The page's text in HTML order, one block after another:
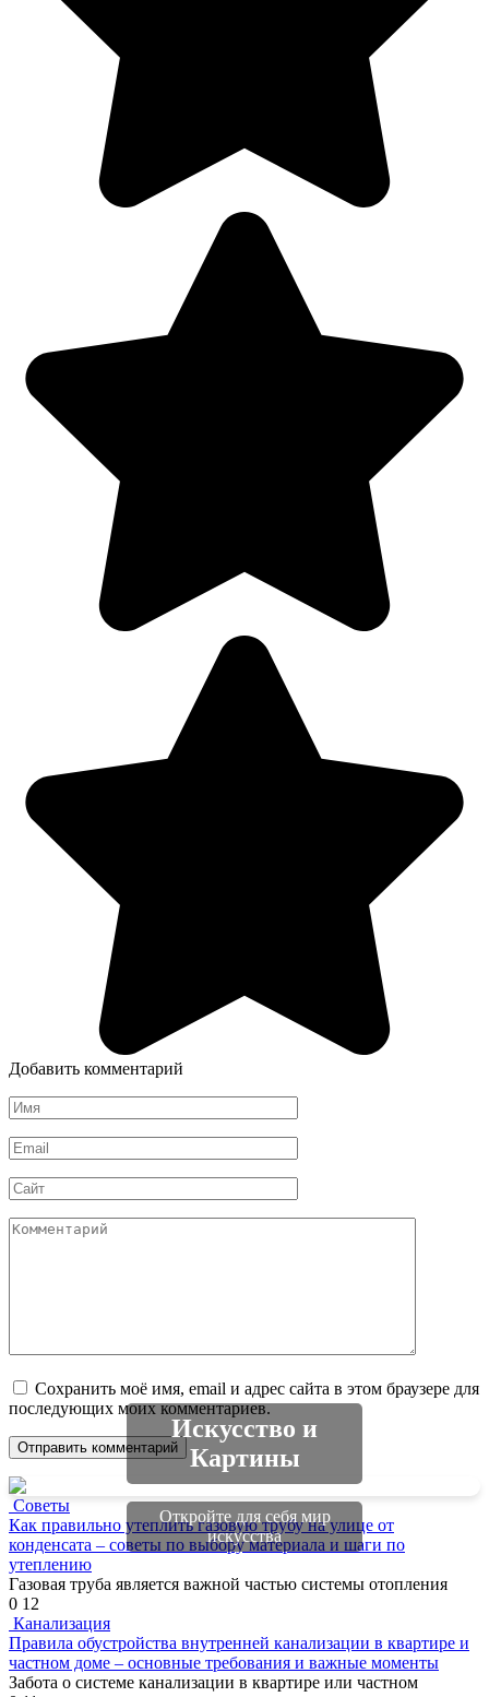
Добавить комментарий
Имя
*
Email
*
Сайт
Комментарий
Сохранить моё имя, email и адрес сайта в этом браузере для
последующих моих комментариев.
Искусство и
Картины
Откройте для себя мир
искусства
Советы
Как правильно утеплить газовую трубу на улице от
конденсата – советы по выбору материала и шаги по
утеплению
Газовая труба является важной частью системы отопления
0 12
Канализация
Правила обустройства внутренней канализации в квартире и
частном доме – основные требования и важные моменты
Забота о системе канализации в квартире или частном